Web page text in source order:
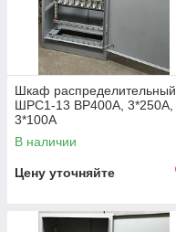
Шкаф распределительный
ШРС1-13 ВР400А, 3*250А,
3*100А
В наличии
Цену уточняйте